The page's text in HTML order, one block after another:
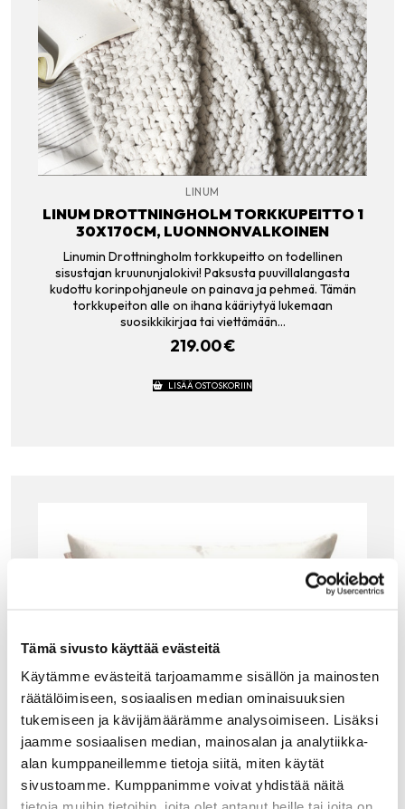
Tämä sivusto käyttää evästeitä
Käytämme evästeitä tarjoamamme sisällön ja mainosten
räätälöimiseen, sosiaalisen median ominaisuuksien
tukemiseen ja kävijämäärämme analysoimiseen. Lisäksi
jaamme sosiaalisen median, mainosalan ja analytiikka-
alan kumppaneillemme tietoja siitä, miten käytät
sivustoamme. Kumppanimme voivat yhdistää näitä
LINUM
LINUM DROTTNINGHOLM TORKKUPEITTO 1
30X170CM, LUONNONVALKOINEN
Linumin Drottningholm torkkupeitto on todellinen
sisustajan kruununjalokivi! Paksusta puuvillalangasta
kudottu korinpohjaneule on painava ja pehmeä. Tämän
torkkupeiton alle on ihana kääriytyä lukemaan
suosikkikirjaa tai viettämään…
219.00€
LISÄÄ OSTOSKORIIN